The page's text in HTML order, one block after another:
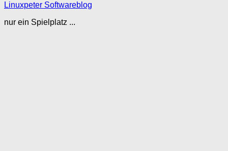
Linuxpeter Softwareblog
nur ein Spielplatz ...